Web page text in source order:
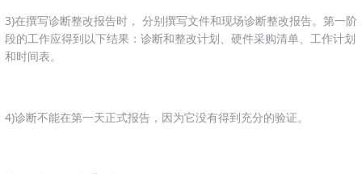
3)在撰写诊断整改报告时， 分别撰写文件和现场诊断整改报告。第一阶
段的工作应得到以下结果：诊断和整改计划、硬件采购清单、工作计划
和时间表。
4)诊断不能在第一天正式报告，因为它没有得到充分的验证。